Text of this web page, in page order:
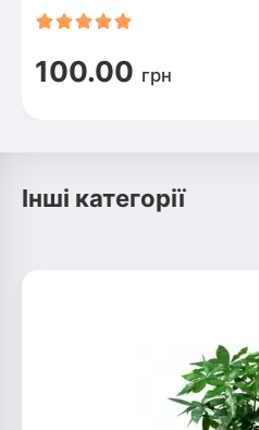
100.00 грн
Інші категорії